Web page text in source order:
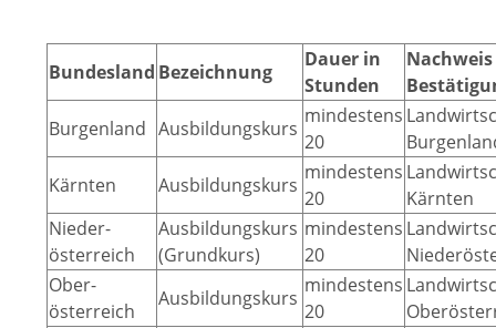
Bundesland Bezeichnung
Dauer in
Stunden
Burgenland Ausbildungskurs
mindestens
20
Kärnten
Ausbildungskurs
mindestens
20
Kärnten
Nieder-
österreich
Ausbildungskurs
(Grundkurs)
mindestens
20
Ober-
österreich
Ausbildungskurs
mindestens
20